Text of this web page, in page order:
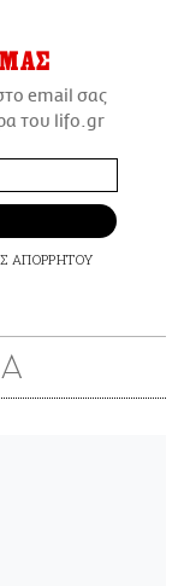
ΜΑΣ
email σας
του lifo.gr
ΑΠΟΡΡΗΤΟΥ